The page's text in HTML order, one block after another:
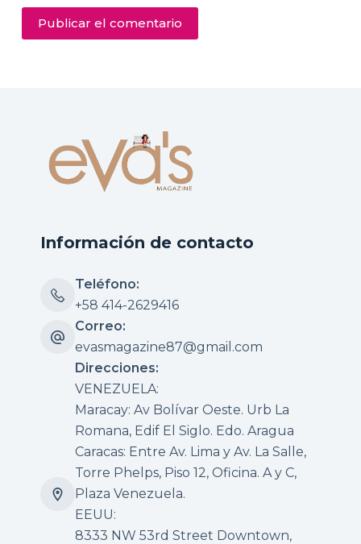
Publicar el comentario
Información de contacto
Teléfono:
+58 414-2629416
Correo:
evasmagazine87@gmail.com
Direcciones:
VENEZUELA:
Maracay: Av Bolívar Oeste. Urb La
Romana, Edif El Siglo. Edo. Aragua
Caracas: Entre Av. Lima y Av. La Salle,
Torre Phelps, Piso 12, Oficina. A y C,
Plaza Venezuela.
EEUU:
8333 NW 53rd Street Downtown,